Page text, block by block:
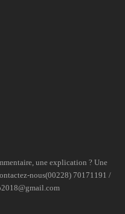
une explication ? Une
nous(00228) 70171191 /